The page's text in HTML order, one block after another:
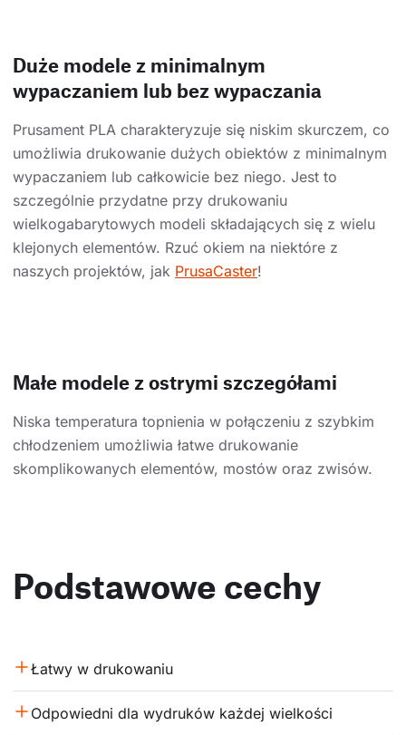
Duże modele z minimalnym
wypaczaniem lub bez wypaczania
Prusament PLA charakteryzuje się niskim skurczem, co
umożliwia drukowanie dużych obiektów z minimalnym
wypaczaniem lub całkowicie bez niego. Jest to
szczególnie przydatne przy drukowaniu
wielkogabarytowych modeli składających się z wielu
klejonych elementów. Rzuć okiem na niektóre z
naszych projektów, jak PrusaCaster!
Małe modele z ostrymi szczegółami
Niska temperatura topnienia w połączeniu z szybkim
chłodzeniem umożliwia łatwe drukowanie
skomplikowanych elementów, mostów oraz zwisów.
Podstawowe cechy
Łatwy w drukowaniu
Odpowiedni dla wydruków każdej wielkości